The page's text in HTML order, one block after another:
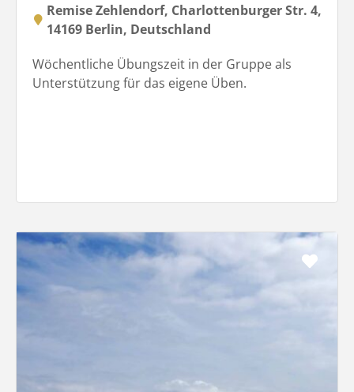
Remise Zehlendorf, Charlottenburger Str. 4,
14169 Berlin, Deutschland
Wöchentliche Übungszeit in der Gruppe als
Unterstützung für das eigene Üben.